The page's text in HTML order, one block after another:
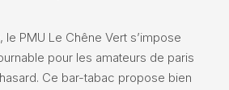
PMU Le Chêne Vert s’impose
pour les amateurs de paris
Ce bar-tabac propose bien